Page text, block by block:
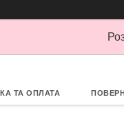
ТА ОПЛАТА